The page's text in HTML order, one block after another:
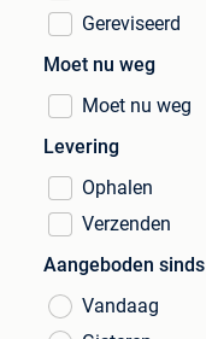
Gereviseerd
Moet nu weg
Moet nu weg
Levering
Ophalen
Verzenden
Aangeboden sinds
Vandaag